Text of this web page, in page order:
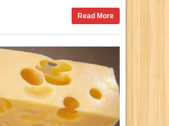
Read More